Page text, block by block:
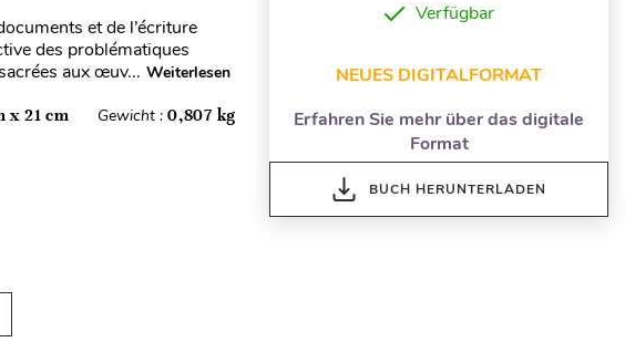
et de l’écriture
des problématiques
aux œuv... Weiterlesen
x 21 cm Gewicht :0,807 kg
Verfügbar
NEUES DIGITALFORMAT
Erfahren Sie mehr über das digitale
Format
BUCH HERUNTERLADEN